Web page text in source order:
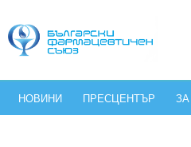
НОВИНИ ПРЕСЦЕНТЪР